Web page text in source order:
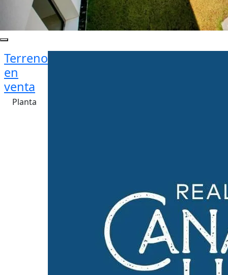
Terreno
en
venta
Planta